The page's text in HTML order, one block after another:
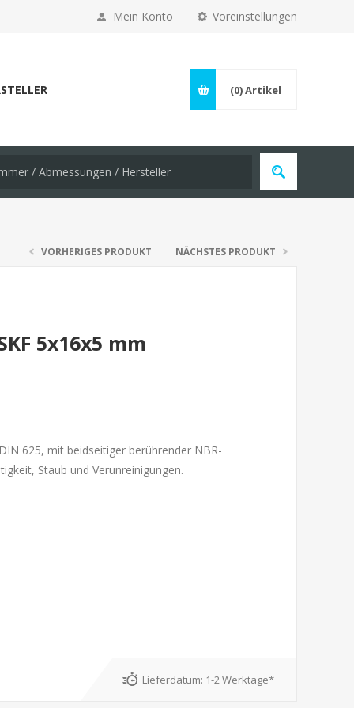
Voreinstellungen
Mein Konto
(0)Artikel
VORHERIGES PRODUKT NÄCHSTES PRODUKT
5x16x5 mm
625, mit beidseitiger berührender NBR-
Staub und Verunreinigungen.
Lieferdatum: 1-2 Werktage*